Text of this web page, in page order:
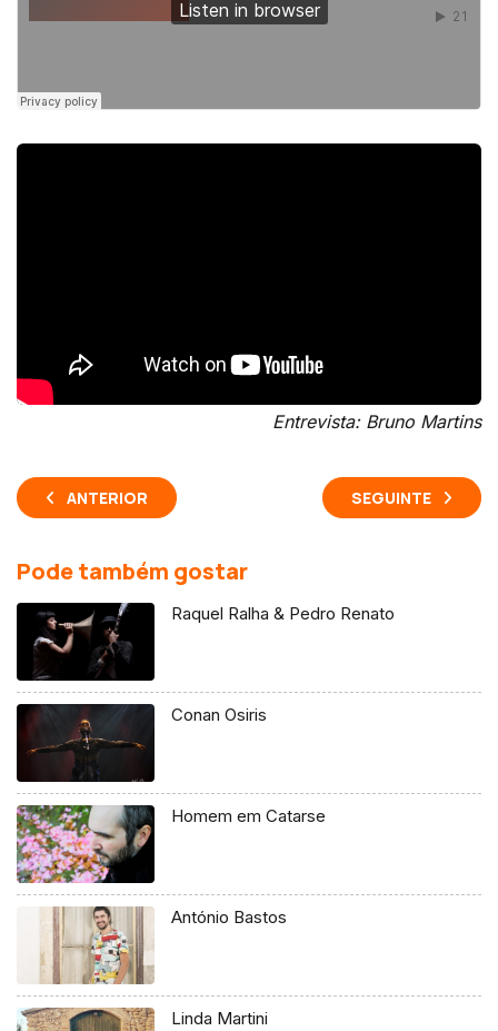
Entrevista: Bruno Martins
ANTERIOR SEGUINTE
Pode também gostar
Raquel Ralha & Pedro Renato
Conan Osiris
Homem em Catarse
António Bastos
Linda Martini